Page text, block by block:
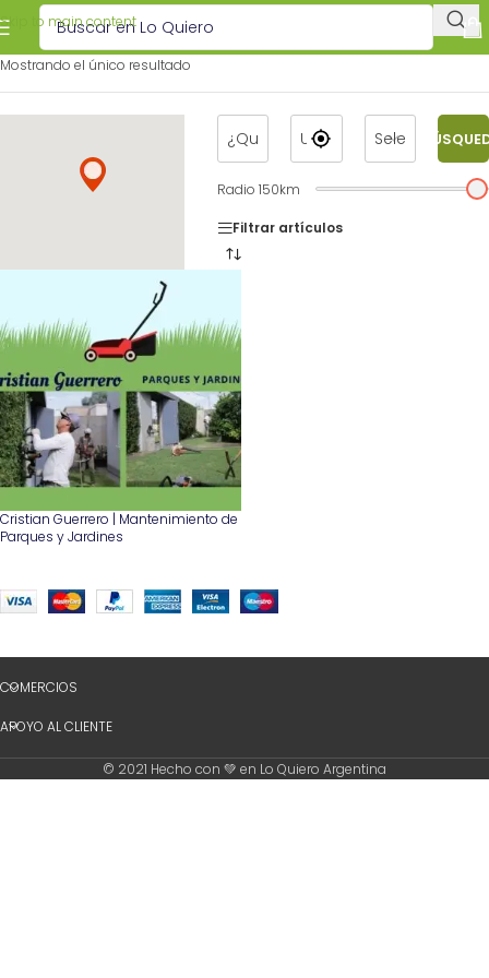
Skip to main content
Mostrando el único resultado
Radio150km
Filtrar artículos
Cristian Guerrero | Mantenimiento de
Parques y Jardines
COMERCIOS
APOYO AL CLIENTE
© 2021 Hecho con 💚 en Lo Quiero Argentina